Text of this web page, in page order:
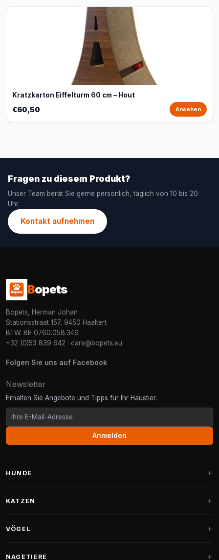
Kratzkarton Eiffelturm 60 cm – Hout
€60,50 Ansehen
Fragen zu diesem Produkt?
Unser Team berät Sie gerne persönlich, täglich von 10 bis 20
Uhr.
Kontakt aufnehmen
Bopets
Bopets, Herman Johan
Stationsstraat 157, 9450 Haaltert
BTW: BE 0760.058.346
+32 (0)53 839 642 · care@bopets.eu
Folgen Sie uns auf Facebook
Newsletter
Erhalten Sie Angebote und Tipps für Ihr Haustier.
Anmelden
HUNDE
Fantail Hundebetten
KATZEN
Kratzbäume
VÖGEL
NAGETIERE